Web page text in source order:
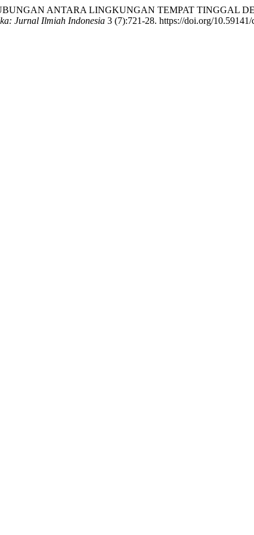
ANTARA LINGKUNGAN TEMPAT TINGGAL
Jurnal Ilmiah Indonesia 3 (7):721-28. https://doi.org/